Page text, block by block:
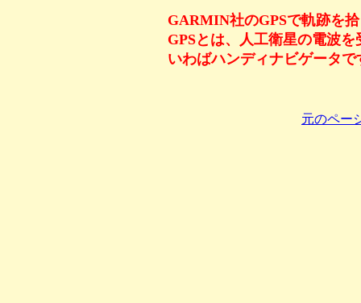
GARMIN社のGPSで軌跡を
GPSとは、人工衛星の電波
いわばハンディナビゲータで
元のペー